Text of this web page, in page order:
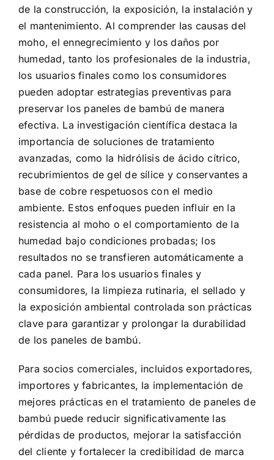
de la construcción, la exposición, la instalación y
el mantenimiento. Al comprender las causas del
moho, el ennegrecimiento y los daños por
humedad, tanto los profesionales de la industria,
los usuarios finales como los consumidores
pueden adoptar estrategias preventivas para
preservar los paneles de bambú de manera
efectiva. La investigación científica destaca la
importancia de soluciones de tratamiento
avanzadas, como la hidrólisis de ácido cítrico,
recubrimientos de gel de sílice y conservantes a
base de cobre respetuosos con el medio
ambiente. Estos enfoques pueden influir en la
resistencia al moho o el comportamiento de la
humedad bajo condiciones probadas; los
resultados no se transfieren automáticamente a
cada panel. Para los usuarios finales y
consumidores, la limpieza rutinaria, el sellado y
la exposición ambiental controlada son prácticas
clave para garantizar y prolongar la durabilidad
de los paneles de bambú.
Para socios comerciales, incluidos exportadores,
importores y fabricantes, la implementación de
mejores prácticas en el tratamiento de paneles de
bambú puede reducir significativamente las
pérdidas de productos, mejorar la satisfacción
del cliente y fortalecer la credibilidad de marca